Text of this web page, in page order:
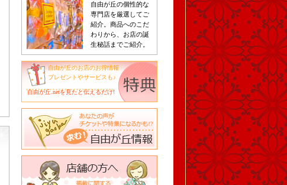
自由が丘の個性的な
専門店を厳選してご
紹介。商品へのこだ
わりから、お店の誕
生秘話までご紹介。
自由が丘のお店のお得情報
プレゼントやサービスも♪
自由が丘.netを見たと伝えるだけ!